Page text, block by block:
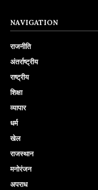
NAVIGATION
राजनीति
अंतर्राष्ट्रीय
राष्ट्रीय
शिक्षा
व्यापार
धर्म
खेल
राजस्थान
मनोरंजन
अपराध